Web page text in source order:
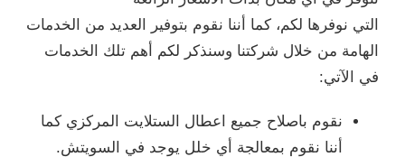
التي نوفرها لكم، كما أننا نقوم بتوفير العديد من الخدمات
الهامة من خلال شركتنا وسنذكر لكم أهم تلك الخدمات
في الآتي:
نقوم باصلاح جميع اعطال الستلايت المركزي كما
أننا نقوم بمعالجة أي خلل يوجد في السويتش.